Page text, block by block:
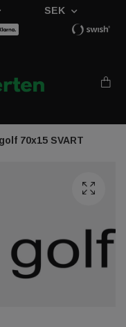
SEK
70x15 SVART